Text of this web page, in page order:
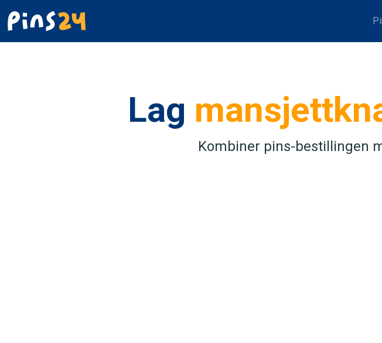
Lag
Kombiner pins-bestillingen